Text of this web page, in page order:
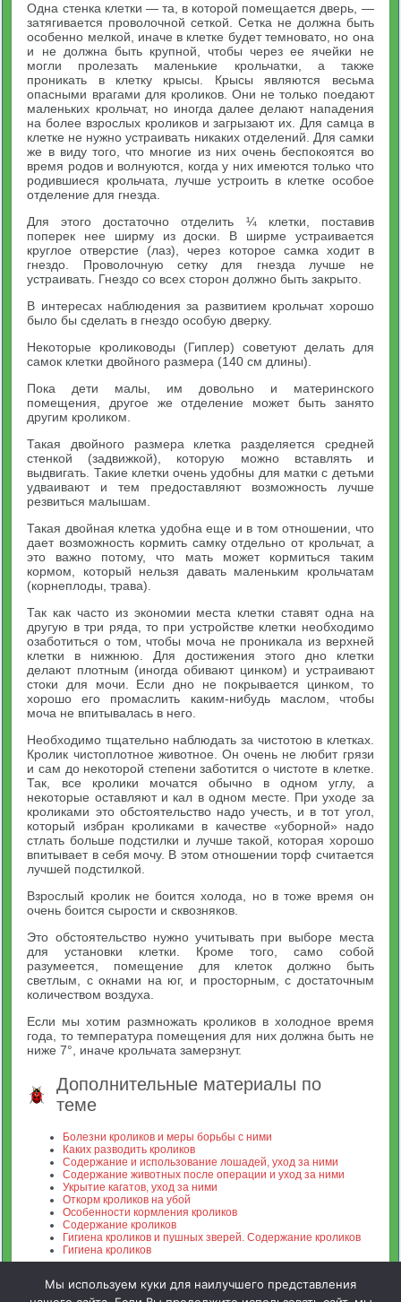
Одна стенка клетки — та, в которой помещается дверь, —
затягивается проволочной сеткой. Сетка не должна быть
особенно мелкой, иначе в клетке будет темновато, но она
и не должна быть крупной, чтобы через ее ячейки не
могли пролезать маленькие крольчатки, а также
проникать в клетку крысы. Крысы являются весьма
опасными врагами для кроликов. Они не только поедают
маленьких крольчат, но иногда далее делают нападения
на более взрослых кроликов и загрызают их. Для самца в
клетке не нужно устраивать никаких отделений. Для самки
же в виду того, что многие из них очень беспокоятся во
время родов и волнуются, когда у них имеются только что
родившиеся крольчата, лучше устроить в клетке особое
отделение для гнезда.
Для этого достаточно отделить ¼ клетки, поставив
поперек нее ширму из доски. В ширме устраивается
круглое отверстие (лаз), через которое самка ходит в
гнездо. Проволочную сетку для гнезда лучше не
устраивать. Гнездо со всех сторон должно быть закрыто.
В интересах наблюдения за развитием крольчат хорошо
было бы сделать в гнездо особую дверку.
Некоторые кролиководы (Гиплер) советуют делать для
самок клетки двойного размера (140 см длины).
Пока дети малы, им довольно и материнского
помещения, другое же отделение может быть занято
другим кроликом.
Такая двойного размера клетка разделяется средней
стенкой (задвижкой), которую можно вставлять и
выдвигать. Такие клетки очень удобны для матки с детьми
удваивают и тем предоставляют возможность лучше
резвиться малышам.
Такая двойная клетка удобна еще и в том отношении, что
дает возможность кормить самку отдельно от крольчат, а
это важно потому, что мать может кормиться таким
кормом, который нельзя давать маленьким крольчатам
(корнеплоды, трава).
Так как часто из экономии места клетки ставят одна на
другую в три ряда, то при устройстве клетки необходимо
озаботиться о том, чтобы моча не проникала из верхней
клетки в нижнюю. Для достижения этого дно клетки
делают плотным (иногда обивают цинком) и устраивают
стоки для мочи. Если дно не покрывается цинком, то
хорошо его промаслить каким-нибудь маслом, чтобы
моча не впитывалась в него.
Необходимо тщательно наблюдать за чистотою в клетках.
Кролик чистоплотное животное. Он очень не любит грязи
и сам до некоторой степени заботится о чистоте в клетке.
Так, все кролики мочатся обычно в одном углу, а
некоторые оставляют и кал в одном месте. При уходе за
кроликами это обстоятельство надо учесть, и в тот угол,
который избран кроликами в качестве «уборной» надо
стлать больше подстилки и лучше такой, которая хорошо
впитывает в себя мочу. В этом отношении торф считается
лучшей подстилкой.
Взрослый кролик не боится холода, но в тоже время он
очень боится сырости и сквозняков.
Это обстоятельство нужно учитывать при выборе места
для установки клетки. Кроме того, само собой
разумеется, помещение для клеток должно быть
светлым, с окнами на юг, и просторным, с достаточным
количеством воздуха.
Если мы хотим размножать кроликов в холодное время
года, то температура помещения для них должна быть не
ниже 7°, иначе крольчата замерзнут.
Дополнительные материалы по
теме
Болезни кроликов и меры борьбы с ними
Каких разводить кроликов
Содержание и использование лошадей, уход за ними
Содержание животных после операции и уход за ними
Укрытие кагатов, уход за ними
Откорм кроликов на убой
Особенности кормления кроликов
Содержание кроликов
Гигиена кроликов и пушных зверей. Содержание кроликов
Гигиена кроликов
Мы используем куки для наилучшего представления